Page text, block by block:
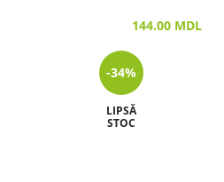
144.00 MDL
-34%
LIPSĂ
STOC